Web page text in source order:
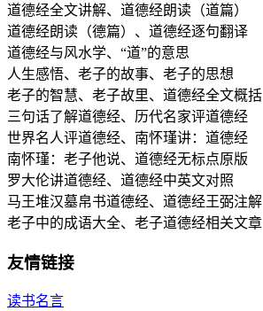
道德经全文讲解、道德经朗读（道篇）
道德经朗读（德篇）、道德经逐句翻译
道德经与风水学、“道”的意思
人生感悟、老子的故事、老子的思想
老子的智慧、老子故里、道德经全文概括
三句话了解道德经、历代名家评道德经
世界名人评道德经、南怀瑾讲：道德经
南怀瑾：老子他说、道德经无标点原版
罗大伦讲道德经、道德经中英文对照
马王堆汉墓帛书道德经、道德经王弼注解
老子中的成语大全、老子道德经相关文章
友情链接
读书名言